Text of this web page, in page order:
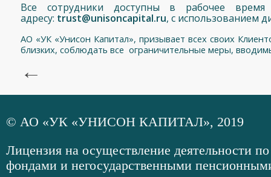
Все сотрудники доступны в рабочее
адресу: trust@unisoncapital.ru, с использованием
АО «УК «Унисон Капитал», призывает всех своих
близких, соблюдать все ограничительные меры,
←
© АО «УК «УНИСОН КАПИТАЛ», 2019
Лицензия на осуществление деятельности
фондами и негосударственными